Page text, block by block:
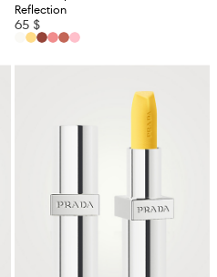
Reflection
65 $